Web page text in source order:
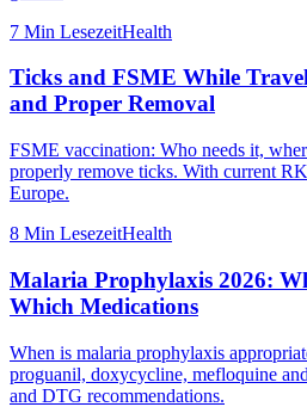
7 Min LesezeitHealth
Ticks and FSME While
and Proper Removal
FSME vaccination: Who needs it,
properly remove ticks. With current
Europe.
8 Min LesezeitHealth
Malaria Prophylaxis 2026:
Which Medications
When is malaria prophylaxis
proguanil, doxycycline, mefloquine
and DTG recommendations.